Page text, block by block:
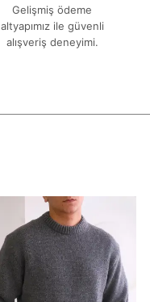
Gelişmiş ödeme
altyapımız ile güvenli
alışveriş deneyimi.